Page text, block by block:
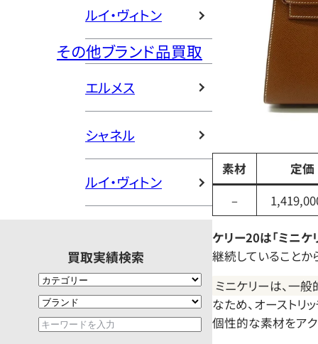
ルイ・ヴィトン
その他ブランド品買取
エルメス
シャネル
ルイ・ヴィトン
買取実績検索
素材
定価
–
ケリー20は「ミニケ
継続していることか
ミニケリーは、一
なため、オーストリ
個性的な素材をアク